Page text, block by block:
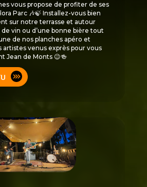
vous propose de profiter de ses
Parc 🎶🍃 Installez-vous bien
sur notre terrasse et autour
de vin ou d’une bonne bière tout
de nos planches apéro et
artistes venus exprès pour vous
Jean de Monts 😉🍻